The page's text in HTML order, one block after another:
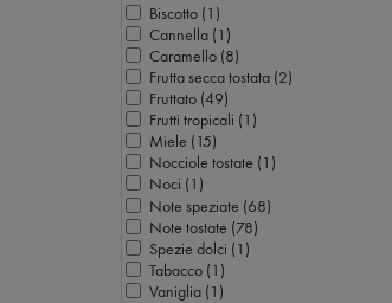
Biscotto (1 )
Cannella (1 )
Caramello (8)
Frutta secca tostata (2)
Fruttato (49)
Frutti tropicali (1 )
Miele (15)
Nocciole tostate (1 )
Noci (1 )
Note speziate (68)
Note tostate (78)
Spezie dolci (1 )
Tabacco (1 )
Vaniglia (1 )